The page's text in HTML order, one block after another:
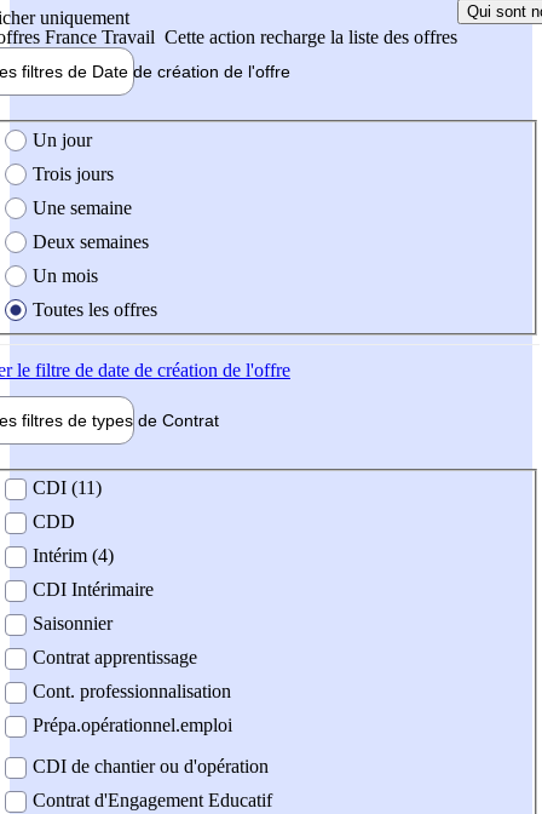
uniquement
France Travail Cette action recharge la liste des offres
Qui sont
filtres de Date de création de l'offre
création de l'offre
Un jour
Trois jours
Une semaine
Deux semaines
Un mois
Toutes les offres
le filtre de date de création de l'offre
filtres de types de Contrat
contrat
CDI (11)
CDD
Intérim (4)
CDI Intérimaire
Saisonnier
Contrat apprentissage
Cont. professionnalisation
Prépa.opérationnel.emploi
CDI de chantier ou d'opération
Contrat d'Engagement Educatif